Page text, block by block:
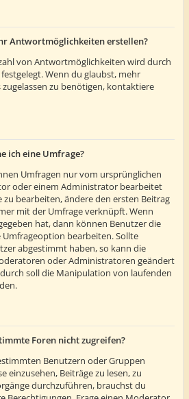
Antwortmöglichkeiten erstellen?
von Antwortmöglichkeiten wird durch
Wenn du glaubst, mehr
zu benötigen, kontaktiere
ich eine Umfrage?
Umfragen nur vom ursprünglichen
oder einem Administrator bearbeitet
zu bearbeiten, ändere den ersten Beitrag
mit der Umfrage verknüpft. Wenn
hat, dann können Benutzer die
Umfrageoption bearbeiten. Sollte
abgestimmt haben, so kann die
oder Administratoren geändert
soll die Manipulation von laufenden
Foren nicht zugreifen?
Benutzern oder Gruppen
einzusehen, Beiträge zu lesen, zu
durchzuführen, brauchst du